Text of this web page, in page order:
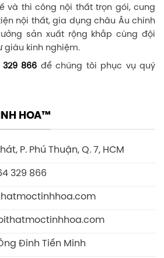
và thi công nội thất trọn gói, cung
nội thất, gia dụng châu Âu chính
sản xuất rộng khắp cùng đội
giàu kinh nghiệm.
329 866 để chúng tôi phục vụ quý
HOA™
P. Phú Thuận, Q. 7, HCM
329 866
Đinh Tiến Minh